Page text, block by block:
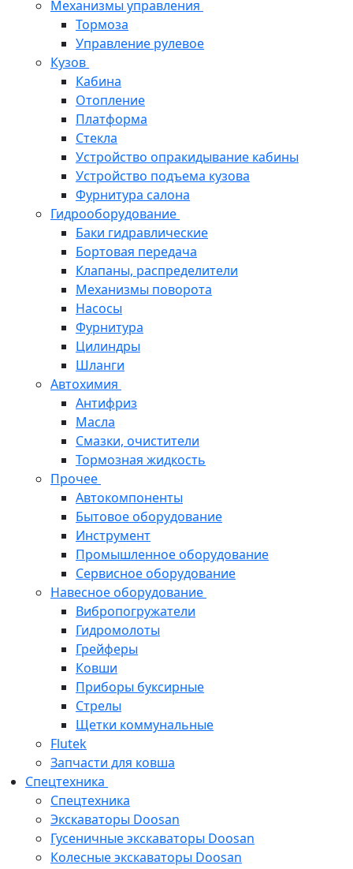
Механизмы управления
Тормоза
Управление рулевое
Кузов
Кабина
Отопление
Платформа
Стекла
Устройство опракидывание кабины
Устройство подъема кузова
Фурнитура салона
Гидрооборудование
Баки гидравлические
Бортовая передача
Клапаны, распределители
Механизмы поворота
Насосы
Фурнитура
Цилиндры
Шланги
Автохимия
Антифриз
Масла
Смазки, очистители
Тормозная жидкость
Прочее
Автокомпоненты
Бытовое оборудование
Инструмент
Промышленное оборудование
Сервисное оборудование
Навесное оборудование
Вибропогружатели
Гидромолоты
Грейферы
Ковши
Приборы буксирные
Стрелы
Щетки коммунальные
Flutek
Запчасти для ковша
Спецтехника
Спецтехника
Экскаваторы Doosan
Гусеничные экскаваторы Doosan
Колесные экскаваторы Doosan